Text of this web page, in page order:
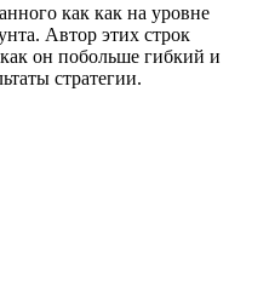
как как на уровне
Автор этих строк
он побольше гибкий и
стратегии.